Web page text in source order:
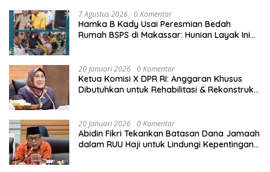
7 Agustus 2026 0 Komentar
Hamka B Kady Usai Peresmian Bedah
Rumah BSPS di Makassar: Hunian Layak Ini
20 Januari 2026 0 Komentar
Ketua Komisi X DPR RI: Anggaran Khusus
Dibutuhkan untuk Rehabilitasi & Rekonstruksi
20 Januari 2026 0 Komentar
Abidin Fikri Tekankan Batasan Dana Jamaah
dalam RUU Haji untuk Lindungi Kepentingan